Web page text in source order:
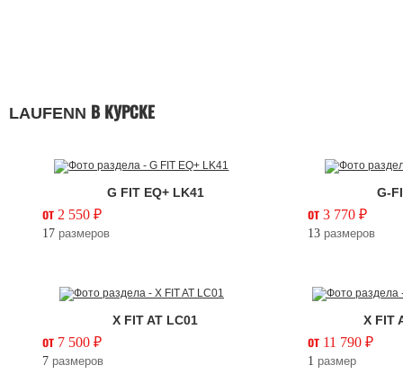
LAUFENN В КУРСКЕ
G FIT EQ+ LK41
от 2 550 ₽
17размеров
G-
от 3 770 ₽
13размеров
X FIT AT LC01
от 7 500 ₽
7размеров
X FIT
от 11 790 ₽
1 размер